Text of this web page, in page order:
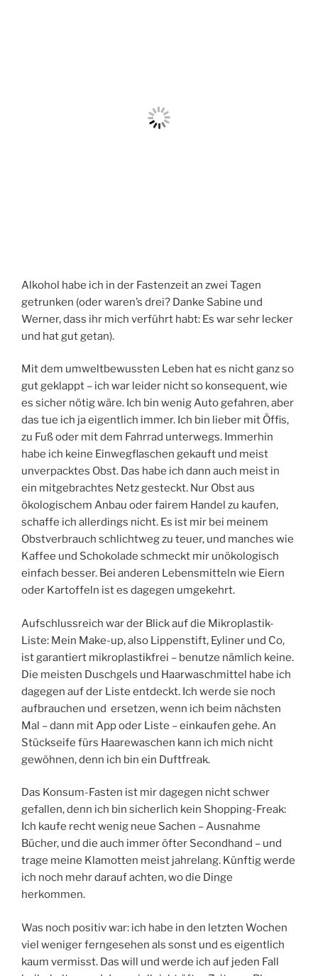
Alkohol habe ich in der Fastenzeit an zwei Tagen
getrunken (oder waren’s drei? Danke Sabine und
Werner, dass ihr mich verführt habt: Es war sehr lecker
und hat gut getan).
Mit dem umweltbewussten Leben hat es nicht ganz so
gut geklappt – ich war leider nicht so konsequent, wie
es sicher nötig wäre. Ich bin wenig Auto gefahren, aber
das tue ich ja eigentlich immer. Ich bin lieber mit Öffis,
zu Fuß oder mit dem Fahrrad unterwegs. Immerhin
habe ich keine Einwegflaschen gekauft und meist
unverpacktes Obst. Das habe ich dann auch meist in
ein mitgebrachtes Netz gesteckt. Nur Obst aus
ökologischem Anbau oder fairem Handel zu kaufen,
schaffe ich allerdings nicht. Es ist mir bei meinem
Obstverbrauch schlichtweg zu teuer, und manches wie
Kaffee und Schokolade schmeckt mir unökologisch
einfach besser. Bei anderen Lebensmitteln wie Eiern
oder Kartoffeln ist es dagegen umgekehrt.
Aufschlussreich war der Blick auf die Mikroplastik-
Liste: Mein Make-up, also Lippenstift, Eyliner und Co,
ist garantiert mikroplastikfrei – benutze nämlich keine.
Die meisten Duschgels und Haarwaschmittel habe ich
dagegen auf der Liste entdeckt. Ich werde sie noch
aufbrauchen und ersetzen, wenn ich beim nächsten
Mal – dann mit App oder Liste – einkaufen gehe. An
Stückseife fürs Haarewaschen kann ich mich nicht
gewöhnen, denn ich bin ein Duftfreak.
Das Konsum-Fasten ist mir dagegen nicht schwer
gefallen, denn ich bin sicherlich kein Shopping-Freak:
Ich kaufe recht wenig neue Sachen – Ausnahme
Bücher, und die auch immer öfter Secondhand – und
trage meine Klamotten meist jahrelang. Künftig werde
ich noch mehr darauf achten, wo die Dinge
herkommen.
Was noch positiv war: ich habe in den letzten Wochen
viel weniger ferngesehen als sonst und es eigentlich
kaum vermisst. Das will und werde ich auf jeden Fall